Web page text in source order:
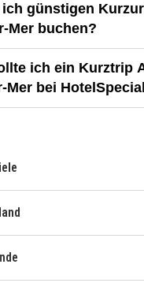
ich günstigen
Mer buchen?
ich ein Kurztrip
Mer bei